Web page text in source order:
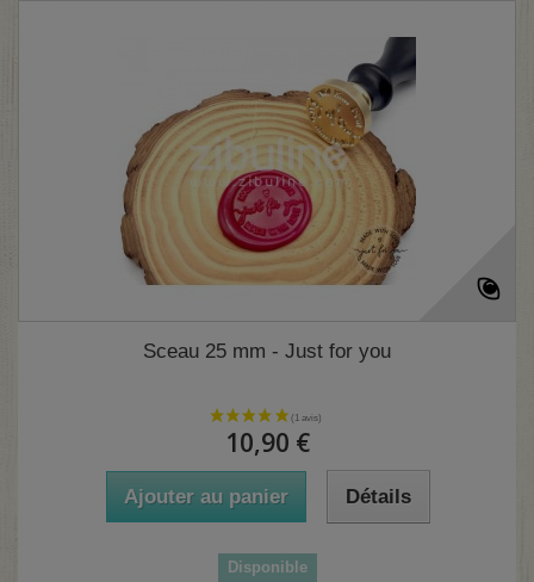
Sceau 25 mm - Just for you
10,90 €
Ajouter au panier Détails
Disponible